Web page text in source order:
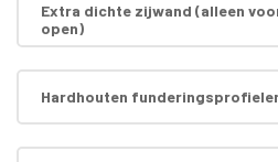
Extra dichte zijwand (alleen
open)
Hardhouten